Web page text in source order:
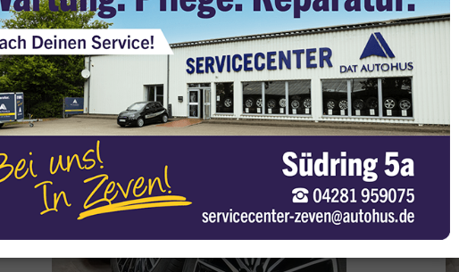
use cookies
can place them to analyze our visitor data, to improve our website, display
content and offer you a great website experience. For more
about the cookies we use, open the settings.
accept all
Imprint